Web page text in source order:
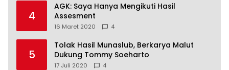
4
AGK: Saya Hanya Mengikuti Hasil
Assesment
16 Maret 2020 4
5
Tolak Hasil Munaslub, Berkarya Malut
Dukung Tommy Soeharto
17 Juli 2020 4